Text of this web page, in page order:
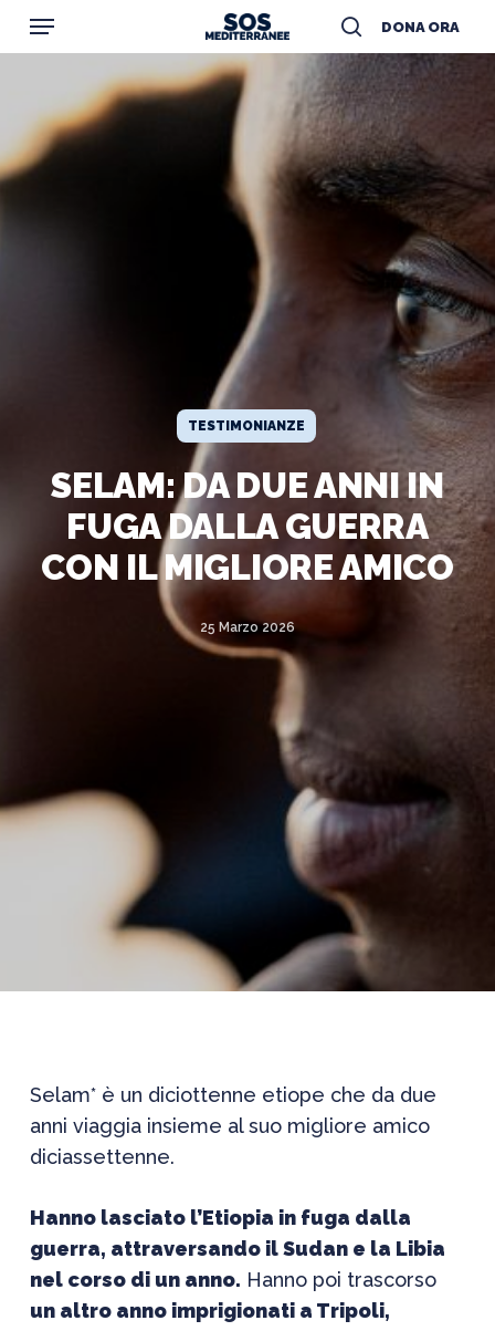
DONA ORA
search
Menu
TESTIMONIANZE
SELAM: DA DUE ANNI IN
FUGA DALLA GUERRA
CON IL MIGLIORE AMICO
25 Marzo 2026
Selam* è un diciottenne etiope che da due
anni viaggia insieme al suo migliore amico
diciassettenne.
Hanno lasciato l’Etiopia in fuga dalla
guerra, attraversando il Sudan e la Libia
nel corso di un anno. Hanno poi trascorso
un altro anno imprigionati a Tripoli,